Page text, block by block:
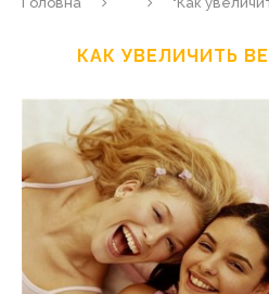
КАК УВЕЛИЧИТЬ